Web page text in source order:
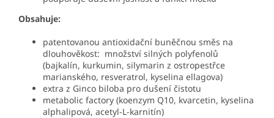
Obsahuje:
patentovanou antioxidační buněčnou směs na
dlouhověkost: množství silných polyfenolů
(bajkalín, kurkumin, silymarin z ostropestřce
marianského, resveratrol, kyselina ellagova)
extra z Ginco biloba pro dušení čistotu
metabolic factory (koenzym Q10, kvarcetin, kyselina
alphalipová, acetyl-L-karnitín)